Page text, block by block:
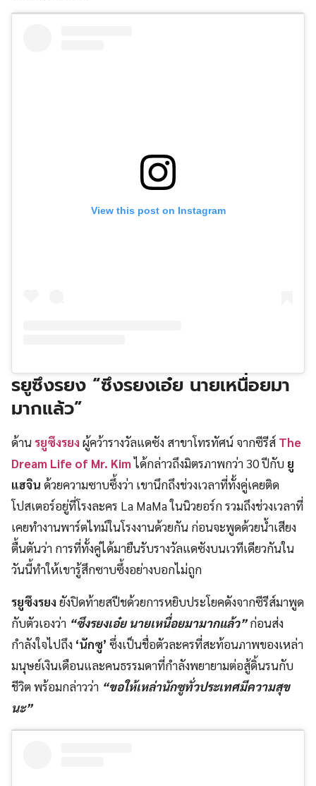
View this post on Instagram
รยูซึงรยง “ซึงรยงเอ๋ย นายเหนื่อยมา
มากแล้ว”
ด้านรยูซึงรยงผู้คว้ารางวัลแดซัง สาขาโทรทัศน์ จากซีรีส์ The
Dream Life of Mr. Kimได้กล่าวถึงมิตรภาพกว่า 30 ปีกับ ยู
แฮจิน ด้วยความซาบซึ้งว่า เขานึกถึงช่วงเวลาที่ทั้งคู่เคยติด
โปสเตอร์อยู่ที่โรงละคร La MaMa ในนิวยอร์ก รวมถึงช่วงเวลาที่
เคยทำงานพาร์ตไทม์ในโรงงานด้วยกัน ก่อนจะพูดด้วยน้ำเสียง
ตื้นตันว่า การที่ทั้งคู่ได้มายืนรับรางวัลแดซังบนเวทีเดียวกันใน
วันนี้ทำให้เขารู้สึกซาบซึ้งอย่างบอกไม่ถูก
รยูซึงรยงยังปิดท้ายสปีชด้วยการหยิบประโยคดังจากซีรีส์มาพูด
กับตัวเองว่า “ซึงรยงเอ๋ย นายเหนื่อยมามากแล้ว”ก่อนส่ง
กำลังใจไปถึง ‘นักซู’ ซึ่งเป็นชื่อตัวละครที่สะท้อนภาพของเหล่า
มนุษย์เงินเดือนและคนธรรมดาที่กำลังพยายามต่อสู้ดิ้นรนกับ
ชีวิต พร้อมกล่าวว่า “ขอให้เหล่านักซูทั่วประเทศมีความสุข
นะ”